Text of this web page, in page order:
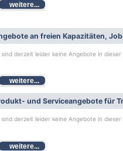
weitere...
an freien Kapazitäten,
sind derzeit leider keine Angebote in
weitere...
und Serviceangebote für
sind derzeit leider keine Angebote in
weitere...